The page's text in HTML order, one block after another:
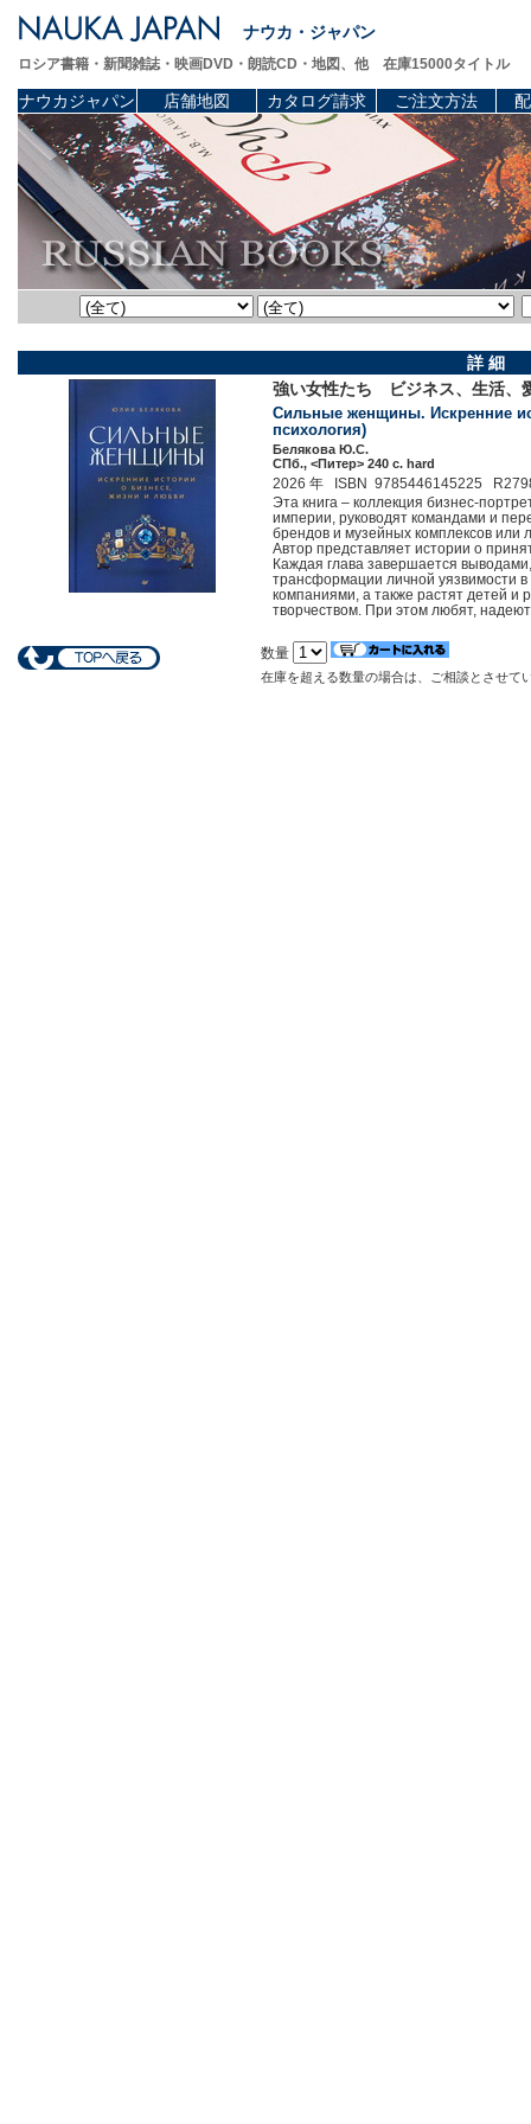
ナウカ・ジャパン
ロシア書籍・新聞雑誌・映画DVD・朗読CD・地図、他 在庫15000タイトル
ナウカジャパン 店舗地図 カタログ請求 ご注文方法
詳 細
強い女性たち ビジネス、生活、
Сильные женщины. Искренние
психология)
Белякова Ю.С.
СПб., <Питер> 240 c. hard
2026 年 ISBN 9785446145225
Эта книга – коллекция бизнес-
империи, руководят командами и
брендов и музейных комплексов или
Автор представляет истории о
Каждая глава завершается
трансформации личной уязвимости
компаниями, а также растят детей и
творчеством. При этом любят,
数量
在庫を超える数量の場合は、ご相談とさせて